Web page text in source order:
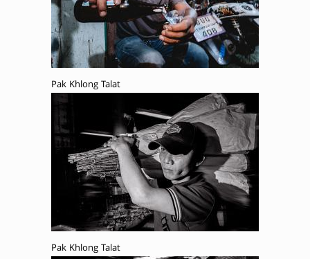
Pak Khlong Talat
Pak Khlong Talat